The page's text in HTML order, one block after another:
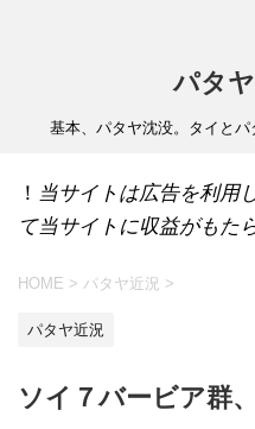
パタ
基本、パタヤ沈没。タイとパ
！ 当サイトは広告を利用
て当サイトに収益がもた
HOME > パタヤ近況 >
パタヤ近況
ソイ７バービア群